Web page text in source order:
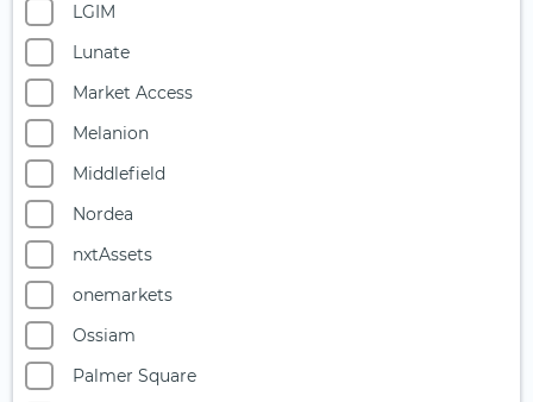
LGIM
Lunate
Market Access
Melanion
Middlefield
Nordea
nxtAssets
onemarkets
Ossiam
Palmer Square